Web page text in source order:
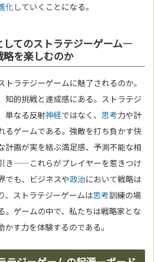
化していくことになる。
してのストラテジーゲーム—
略を楽しむのか
トラテジーゲームに魅了されるのか。
知的挑戦と達成感にある。ストラテジ
単なる反射神経ではなく、思考力や計
るゲームである。強敵を打ち負かす快
計画が実を結ぶ満足感、予測不能な相
き——これらがプレイヤーを惹きつけ
でも、ビジネスや政治において戦略は
、ストラテジーゲームは思考訓練の場
。ゲームの中で、私たちは戦略家とな
かす力を体験するのである。